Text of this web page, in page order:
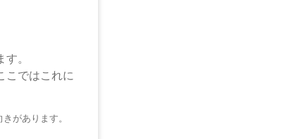
。
こではこれに
があります。